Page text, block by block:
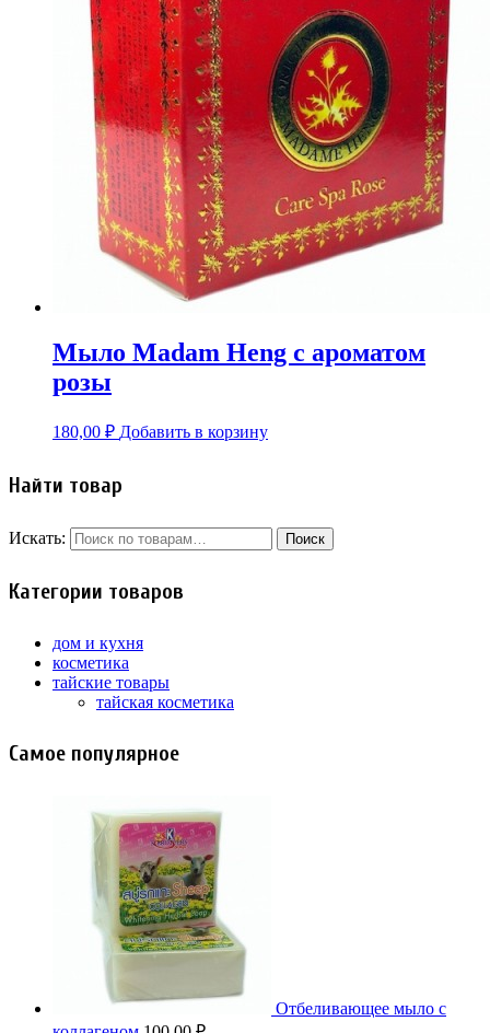
Мыло Madam Heng с ароматом
розы
180,00 ₽ Добавить в корзину
Найти товар
Искать:
Категории товаров
дом и кухня
косметика
тайские товары
тайская косметика
Самое популярное
Отбеливающее мыло с